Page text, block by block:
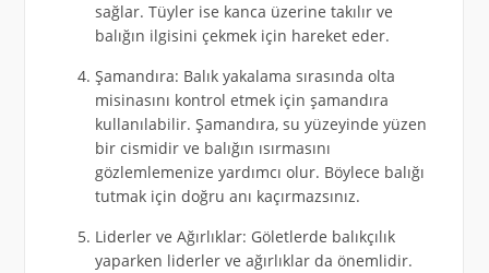
sağlar. Tüyler ise kanca üzerine takılır ve
balığın ilgisini çekmek için hareket eder.
Şamandıra: Balık yakalama sırasında olta
misinasını kontrol etmek için şamandıra
kullanılabilir. Şamandıra, su yüzeyinde yüzen
bir cismidir ve balığın ısırmasını
gözlemlemenize yardımcı olur. Böylece balığı
tutmak için doğru anı kaçırmazsınız.
Liderler ve Ağırlıklar: Göletlerde balıkçılık
yaparken liderler ve ağırlıklar da önemlidir.